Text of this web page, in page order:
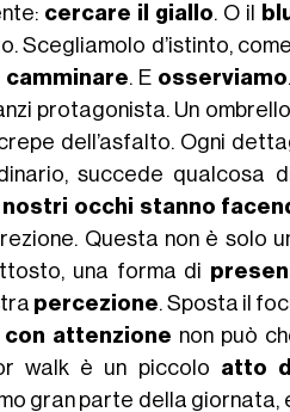
cercare il giallo. O il
Scegliamolo d’istinto,
camminare. E osserviamo
protagonista. Un
dell’asfalto. Ogni
succede qualcosa
occhi stanno
Questa non è solo
una forma di
percezione. Sposta il
attenzione non può
walk è un piccolo atto
gran parte della giornata,